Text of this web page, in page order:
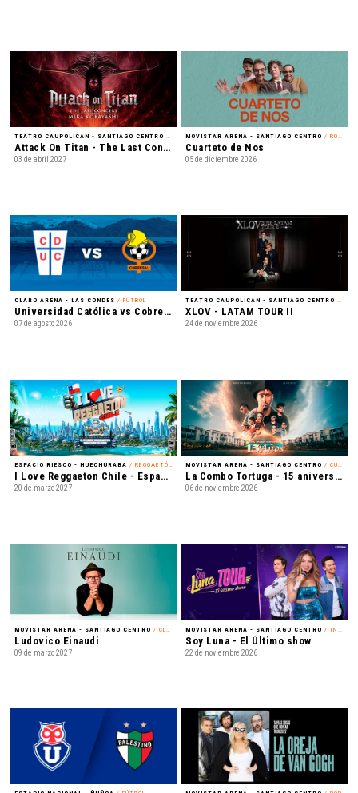
TEATRO CAUPOLICÁN - SANTIAGO CENTRO
Attack On Titan - The Last Concert
03 de abril 2027
MOVISTAR ARENA - SANTIAGO CENTRO / ROCK
Cuarteto de Nos
05 de diciembre 2026
CLARO ARENA - LAS CONDES / FÚTBOL
Universidad Católica vs Cobresal - Liga de Primera Mercado Libre - Fecha 18
07 de agosto 2026
TEATRO CAUPOLICÁN - SANTIAGO CENTRO
XLOV - LATAM TOUR II
24 de noviembre 2026
ESPACIO RIESCO - HUECHURABA / REGGAETÓN
I Love Reggaeton Chile - Espacio Riesco 2027
20 de marzo 2027
MOVISTAR ARENA - SANTIAGO CENTRO / CUMBIA
La Combo Tortuga - 15 aniversario
06 de noviembre 2026
MOVISTAR ARENA - SANTIAGO CENTRO / CLÁSICA
Ludovico Einaudi
09 de marzo 2027
MOVISTAR ARENA - SANTIAGO CENTRO / INFANTIL
Soy Luna - El Último show
22 de noviembre 2026